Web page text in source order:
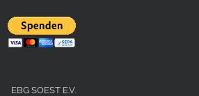
EBG SOEST E.V.